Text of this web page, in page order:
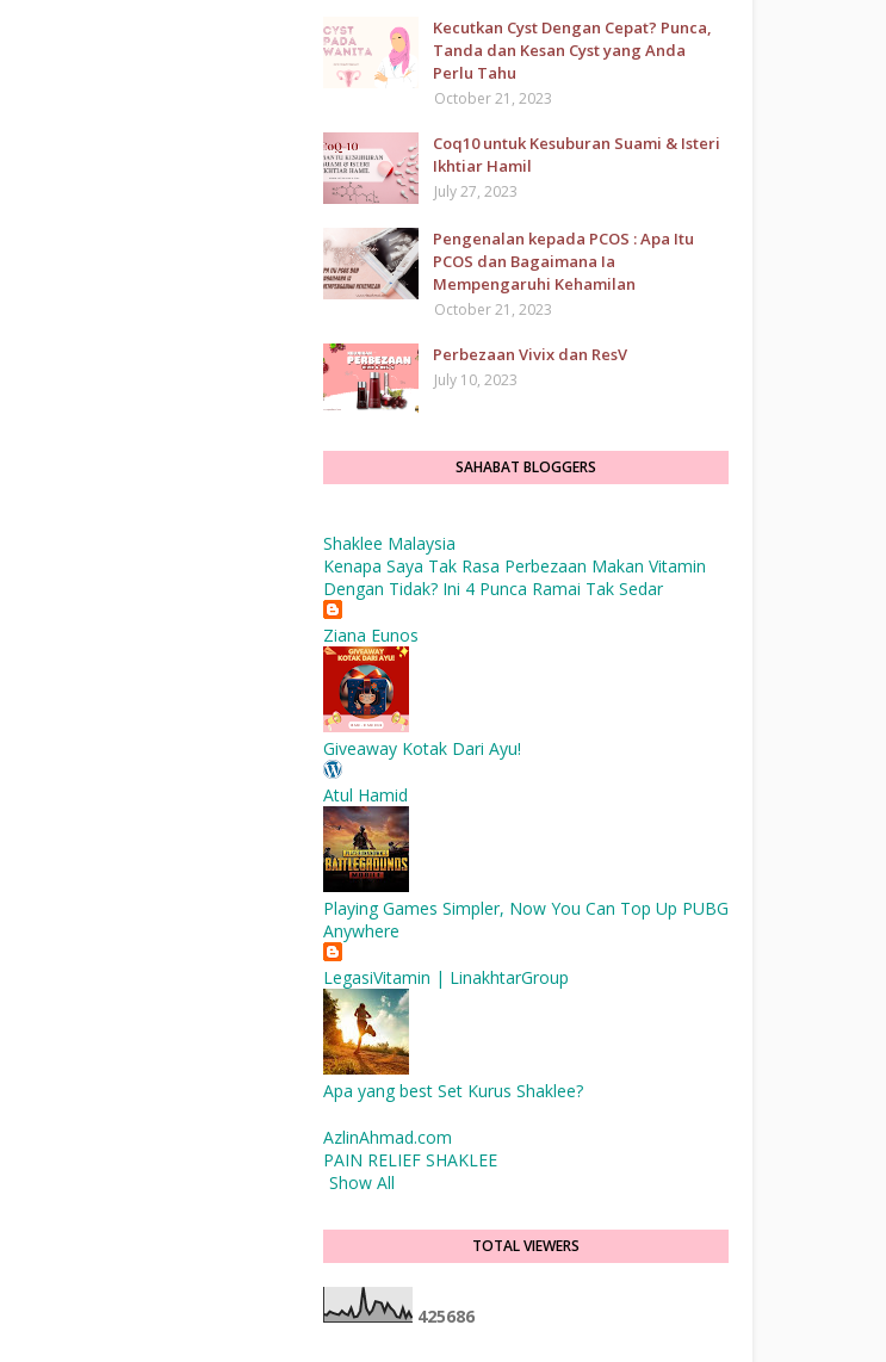
Kecutkan Cyst Dengan Cepat? Punca,
Tanda dan Kesan Cyst yang Anda
Perlu Tahu
October 21, 2023
Coq10 untuk Kesuburan Suami & Isteri
Ikhtiar Hamil
July 27, 2023
Pengenalan kepada PCOS : Apa Itu
PCOS dan Bagaimana Ia
Mempengaruhi Kehamilan
October 21, 2023
Perbezaan Vivix dan ResV
July 10, 2023
SAHABAT BLOGGERS
Shaklee Malaysia
Kenapa Saya Tak Rasa Perbezaan Makan Vitamin
Dengan Tidak? Ini 4 Punca Ramai Tak Sedar
Ziana Eunos
Giveaway Kotak Dari Ayu!
Atul Hamid
Playing Games Simpler, Now You Can Top Up PUBG
Anywhere
LegasiVitamin | LinakhtarGroup
Apa yang best Set Kurus Shaklee?
AzlinAhmad.com
PAIN RELIEF SHAKLEE
Show All
TOTAL VIEWERS
425686